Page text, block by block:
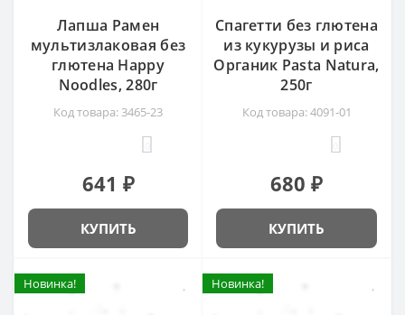
Лапша Рамен
мультизлаковая без
глютена Happy
Noodles, 280г
Код товара: 3465-23
641 ₽
КУПИТЬ
Спагетти без глютена
из кукурузы и риса
Органик Pasta Natura,
250г
Код товара: 4091-01
680 ₽
КУПИТЬ
Новинка!
Новинка! Новинка!
Новинка!